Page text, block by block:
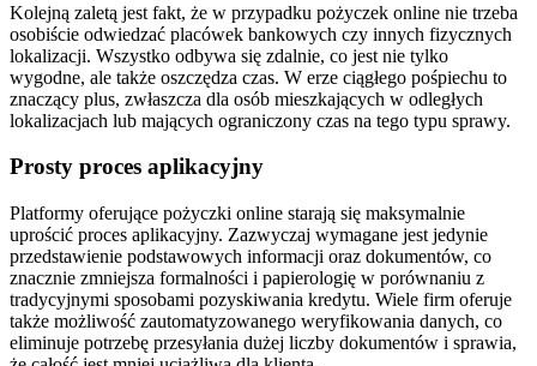
Kolejną zaletą jest fakt, że w przypadku pożyczek online nie trzeba
osobiście odwiedzać placówek bankowych czy innych fizycznych
lokalizacji. Wszystko odbywa się zdalnie, co jest nie tylko
wygodne, ale także oszczędza czas. W erze ciągłego pośpiechu to
znaczący plus, zwłaszcza dla osób mieszkających w odległych
lokalizacjach lub mających ograniczony czas na tego typu sprawy.
Prosty proces aplikacyjny
Platformy oferujące pożyczki online starają się maksymalnie
uprościć proces aplikacyjny. Zazwyczaj wymagane jest jedynie
przedstawienie podstawowych informacji oraz dokumentów, co
znacznie zmniejsza formalności i papierologię w porównaniu z
tradycyjnymi sposobami pozyskiwania kredytu. Wiele firm oferuje
także możliwość zautomatyzowanego weryfikowania danych, co
eliminuje potrzebę przesyłania dużej liczby dokumentów i sprawia,